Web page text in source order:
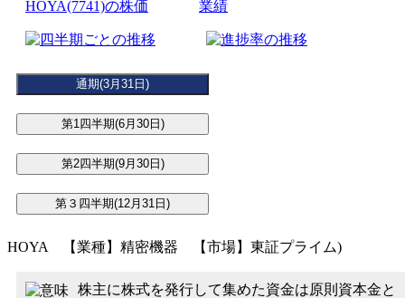
HOYA(7741)の株価 業績
HOYA 【業種】精密機器 【市場】東証プライム)
株主に株式を発行して集めた資金は原則資本金と